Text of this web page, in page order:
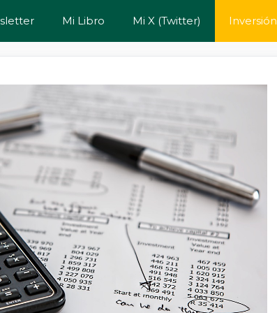
Mi Libro Mi X (Twitter) Inversión